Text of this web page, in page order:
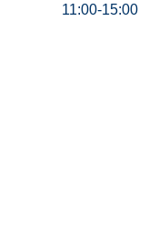
11:00-15:00